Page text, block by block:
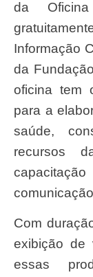
da
Informação
da
oficina tem
para a
saúde,
recursos
Com duração de 40h, a oficina contemplará a
exibição de
essas